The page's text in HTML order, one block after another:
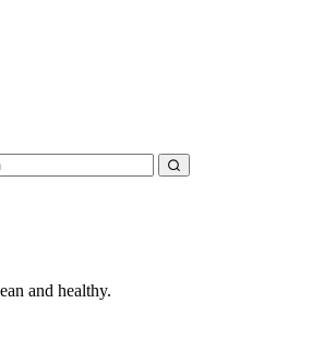
and healthy.